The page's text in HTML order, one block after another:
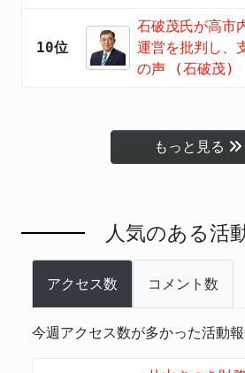
10位
石破茂氏が高市
運営を批判し、
の声 (石破茂)
もっと見る
人気のある活
アクセス数 コメント数
今週アクセス数が多かった活動